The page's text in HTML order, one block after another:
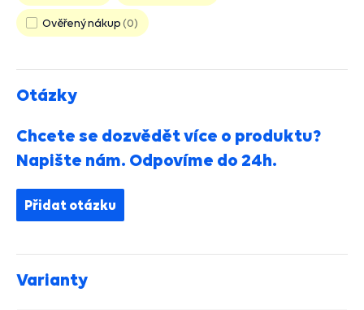
Ověřený nákup 0
Otázky
Chcete se dozvědět více o produktu?
Napište nám. Odpovíme do 24h.
Přidat otázku
Varianty